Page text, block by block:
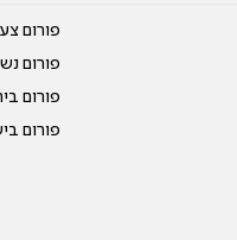
פורום
פורום
פורום
פורום